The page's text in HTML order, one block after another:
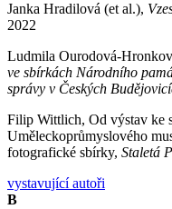
Janka Hradilová (et al.),
2022
Ludmila Ourodová-
ve sbírkách Národního
správy v Českých
Filip Wittlich, Od výstav ke
Uměleckoprůmyslového
fotografické sbírky, Staletá
vystavující autoři
B